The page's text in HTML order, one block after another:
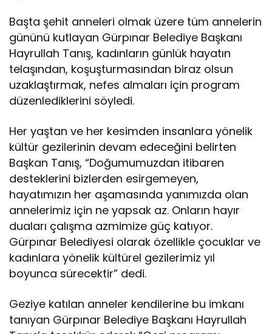
Başta şehit anneleri olmak üzere tüm annelerin
gününü kutlayan Gürpınar Belediye Başkanı
Hayrullah Tanış, kadınların günlük hayatın
telaşından, koşuşturmasından biraz olsun
uzaklaştırmak, nefes almaları için program
düzenlediklerini söyledi.
Her yaştan ve her kesimden insanlara yönelik
kültür gezilerinin devam edeceğini belirten
Başkan Tanış, “Doğumumuzdan itibaren
desteklerini bizlerden esirgemeyen,
hayatımızın her aşamasında yanımızda olan
annelerimiz için ne yapsak az. Onların hayır
duaları çalışma azmimize güç katıyor.
Gürpınar Belediyesi olarak özellikle çocuklar ve
kadınlara yönelik kültürel gezilerimiz yıl
boyunca sürecektir” dedi.
Geziye katılan anneler kendilerine bu imkanı
tanıyan Gürpınar Belediye Başkanı Hayrullah